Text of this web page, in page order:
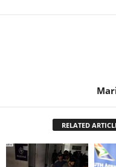
RELATED